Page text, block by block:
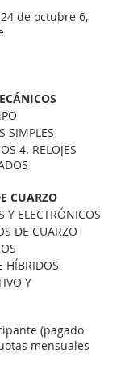
de octubre 6,
SIMPLES
4. RELOJES
CUARZO
Y ELECTRÓNICOS
DE CUARZO
HÍBRIDOS
Y
(pagado
mensuales